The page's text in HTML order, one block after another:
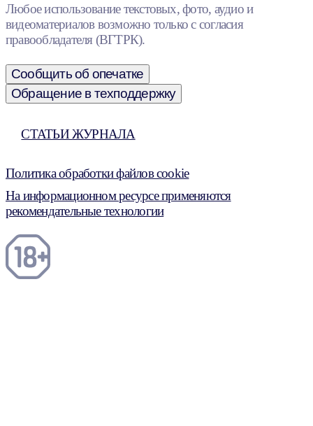
Любое использование текстовых, фото, аудио и
видеоматериалов возможно только с согласия
правообладателя (ВГТРК).
Сообщить об опечатке
Обращение в техподдержку
СТАТЬИ ЖУРНАЛА
Политика обработки файлов cookie
На информационном ресурсе применяются
рекомендательные технологии